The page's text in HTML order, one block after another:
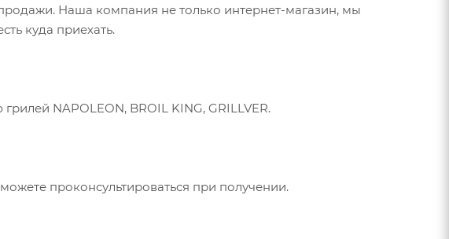
Наша компания не только интернет-магазин, мы
куда приехать.
NAPOLEON, BROIL KING, GRILLVER.
проконсультироваться при получении.